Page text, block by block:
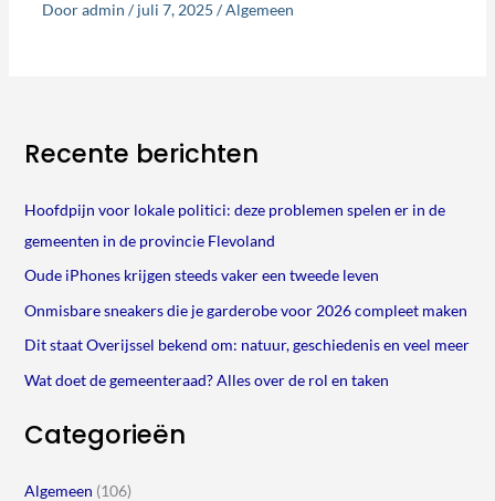
Door admin /juli 7, 2025 /Algemeen
Recente berichten
Hoofdpijn voor lokale politici: deze problemen spelen er in de
gemeenten in de provincie Flevoland
Oude iPhones krijgen steeds vaker een tweede leven
Onmisbare sneakers die je garderobe voor 2026 compleet maken
Dit staat Overijssel bekend om: natuur, geschiedenis en veel meer
Wat doet de gemeenteraad? Alles over de rol en taken
Categorieën
Algemeen (106)